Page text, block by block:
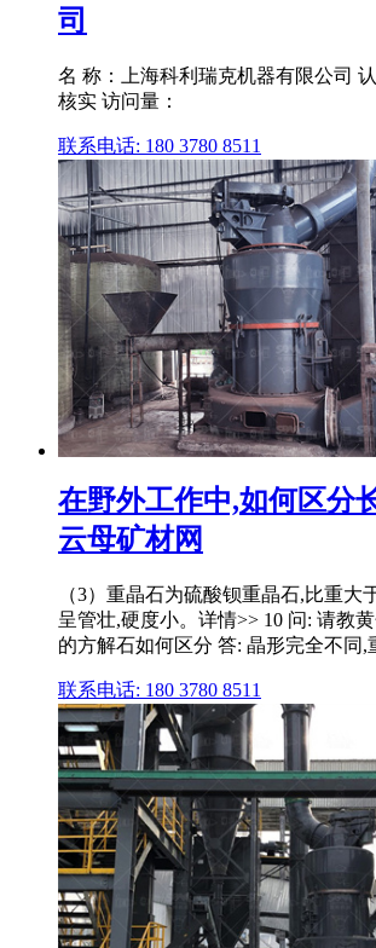
司
名 称：上海科利瑞克机器有限公司
核实 访问量：
联系电话: 180 3780 8511
在野外工作中,如何区分
云母矿材网
（3）重晶石为硫酸钡重晶石,比重大
呈管壮,硬度小。详情>> 10 问: 请教
的方解石如何区分 答: 晶形完全不同,
联系电话: 180 3780 8511